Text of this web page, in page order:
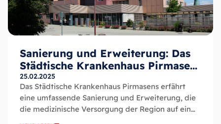
Sanierung und Erweiterung: Das
Städtische Krankenhaus Pirmasens
setzt neue Maßstäbe
25.02.2025
Das Städtische Krankenhaus Pirmasens erfährt
eine umfassende Sanierung und Erweiterung, die
die medizinische Versorgung der Region auf ein